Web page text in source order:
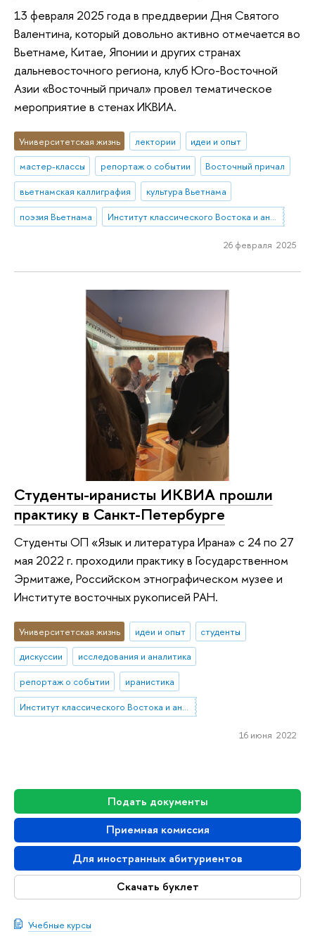
Подать документы
Приемная комиссия
Для иностранных абитуриентов
Скачать буклет
Учебные курсы
13 февраля 2025 года в преддверии Дня Святого
Валентина, который довольно активно отмечается во
Вьетнаме, Китае, Японии и других странах
дальневосточного региона, клуб Юго-Восточной
Азии «Восточный причал» провел тематическое
мероприятие в стенах ИКВИА.
Университетская жизнь лектории
идеи и опыт
мастер-классы
репортаж о событии
Восточный причал
вьетнамская каллиграфия
культура Вьетнама
поэзия Вьетнама
Институт классического Востока и античности
26 февраля 2025
Студенты-иранисты ИКВИА прошли
практику в Санкт-Петербурге
Студенты ОП «Язык и литература Ирана» с 24 по 27
мая 2022 г. проходили практику в Государственном
Эрмитаже, Российском этнографическом музее и
Институте восточных рукописей РАН.
Университетская жизнь идеи и опыт
студенты
дискуссии
исследования и аналитика
репортаж о событии
иранистика
Институт классического Востока и античности
16 июня 2022